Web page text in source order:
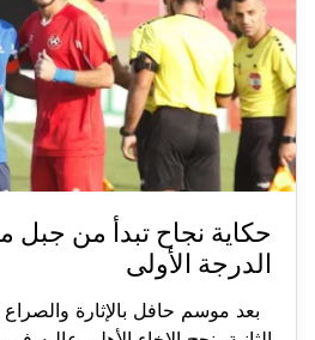
حكاية نجاح تبدأ من
الدرجة الأولى
بعد موسم حافل بالإثارة